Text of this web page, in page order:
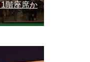
階座席か